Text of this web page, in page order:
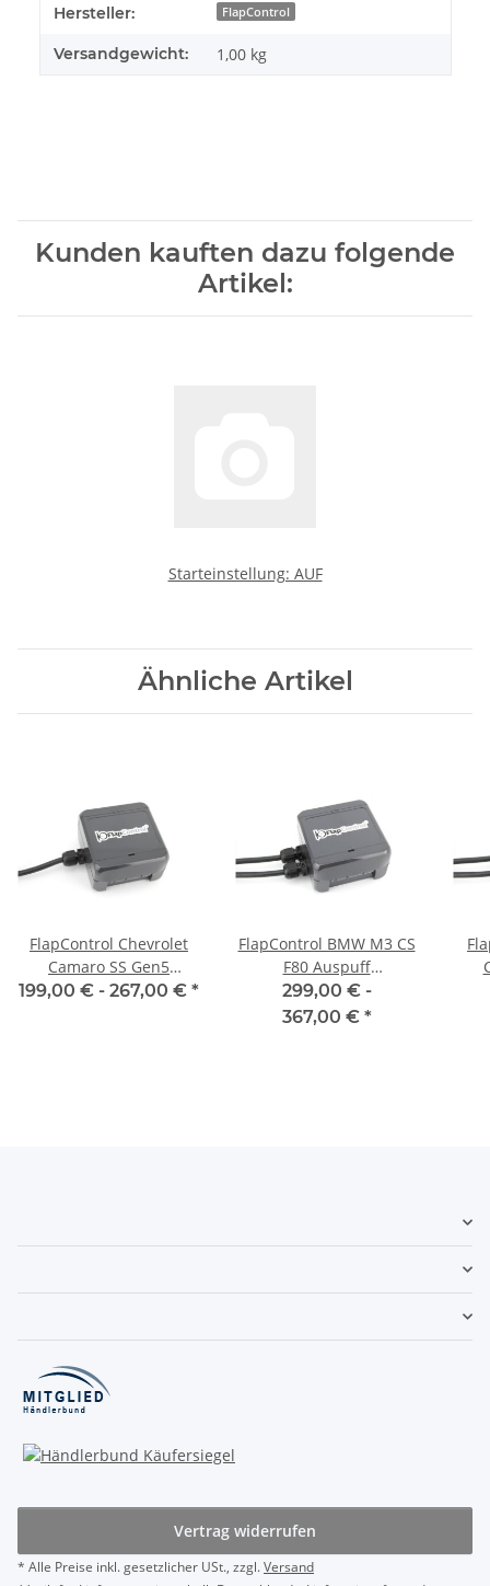
Produkteigenschaft
Wert
Hersteller: FlapControl
Versandgewicht: 1,00 kg
Kunden kauften dazu folgende
Artikel:
Starteinstellung: AUF
Ähnliche Artikel
FlapControl Chevrolet
Camaro SS Gen5
Auspuff
199,00 € - 267,00 € *
FlapControl BMW M3 CS
F80 Auspuff
Klappensteuerung
299,00 € -
367,00 € *
Vertrag widerrufen
* Alle Preise inkl. gesetzlicher USt., zzgl.Versand